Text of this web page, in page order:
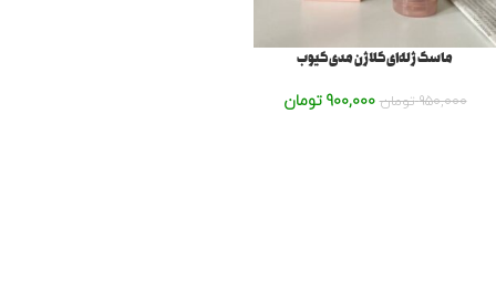
ماسک ژله‌ای کلاژن مدی کیوب
950,000 تومان 900,000 تومان